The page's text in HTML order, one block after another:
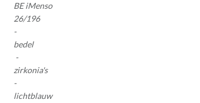
BE iMenso
26/196
-
bedel
-
zirkonia's
-
lichtblauw